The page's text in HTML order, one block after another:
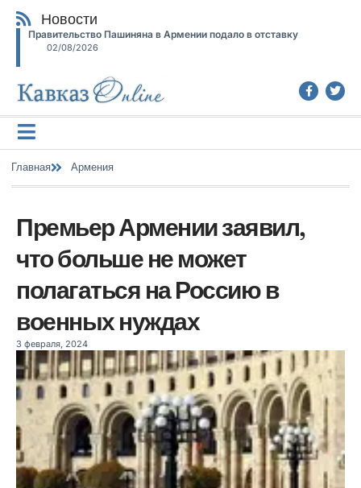
Новости
Правительство Пашиняна в Армении подало в отставку
02/08/2026
Главная Армения
Премьер Армении заявил,
что больше не может
полагаться на Россию в
военных нуждах
3 февраля, 2024